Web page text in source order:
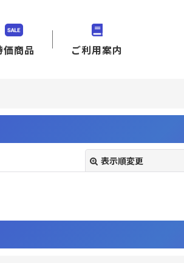
価商品 ご利用案内
表示順変更